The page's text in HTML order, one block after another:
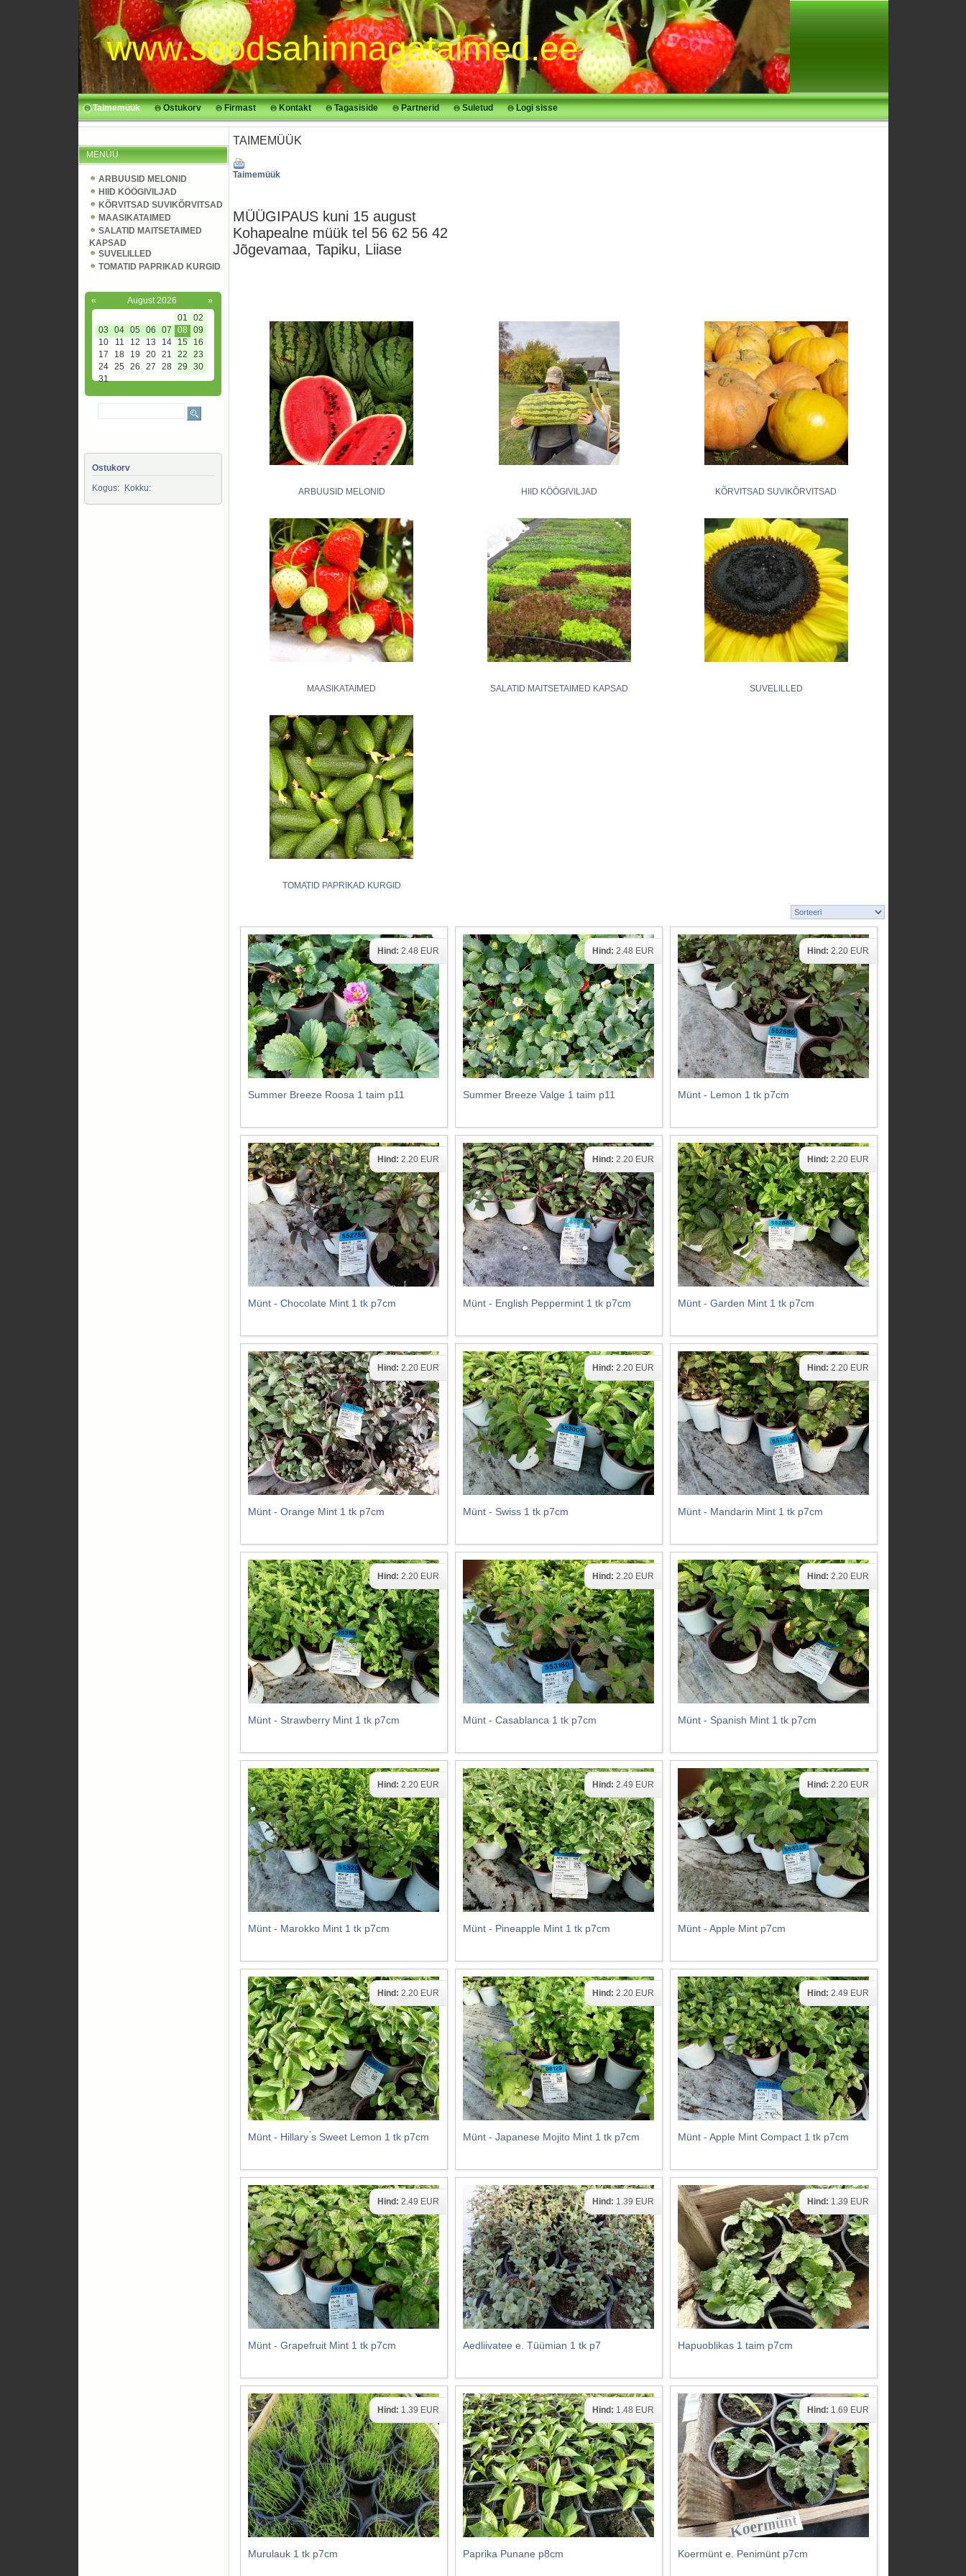
www.soodsahinnagataimed.ee
Taimemüük Ostukorv Firmast Kontakt Tagasiside Partnerid Suletud Logi sisse
MENÜÜ
ARBUUSID MELONID
HIID KÖÖGIVILJAD
KÕRVITSAD SUVIKÕRVITSAD
MAASIKATAIMED
SALATID MAITSETAIMED
KAPSAD
SUVELILLED
TOMATID PAPRIKAD KURGID
« August 2026
»
01
02
03
04 05 06 07 08
09
10
11 12 13 14 15
16
17
18 19 20 21 22
23
24 25 26 27 28 29
30
31
Ostukorv
Kogus:
Kokku:
TAIMEMÜÜK
Taimemüük
MÜÜGIPAUS kuni 15 august
Kohapealne müük tel 56 62 56 42
Jõgevamaa, Tapiku, Liiase
ARBUUSID MELONID HIID KÖÖGIVILJAD KÕRVITSAD SUVIKÕRVITSAD
MAASIKATAIMED SALATID MAITSETAIMED KAPSAD SUVELILLED
TOMATID PAPRIKAD KURGID
Summer Breeze Roosa 1 taim p11
Hind: 2.48 EUR
Summer Breeze Valge 1 taim p11
Hind: 2.48 EUR
Münt - Lemon 1 tk p7cm
Hind: 2.20 EUR
Münt - Chocolate Mint 1 tk p7cm
Hind: 2.20 EUR
Münt - English Peppermint 1 tk p7cm
Hind: 2.20 EUR
Münt - Garden Mint 1 tk p7cm
Hind: 2.20 EUR
Münt - Orange Mint 1 tk p7cm
Hind: 2.20 EUR
Münt - Swiss 1 tk p7cm
Hind: 2.20 EUR
Münt - Mandarin Mint 1 tk p7cm
Hind: 2.20 EUR
Münt - Strawberry Mint 1 tk p7cm
Hind: 2.20 EUR
Münt - Casablanca 1 tk p7cm
Hind: 2.20 EUR
Münt - Spanish Mint 1 tk p7cm
Hind: 2.20 EUR
Münt - Marokko Mint 1 tk p7cm
Hind: 2.20 EUR
Münt - Pineapple Mint 1 tk p7cm
Hind: 2.49 EUR
Münt - Apple Mint p7cm
Hind: 2.20 EUR
Münt - Hillary ́s Sweet Lemon 1 tk p7cm
Hind: 2.20 EUR
Münt - Japanese Mojito Mint 1 tk p7cm
Hind: 2.20 EUR
Münt - Apple Mint Compact 1 tk p7cm
Hind: 2.49 EUR
Münt - Grapefruit Mint 1 tk p7cm
Hind: 2.49 EUR
Aedliivatee e. Tüümian 1 tk p7
Hind: 1.39 EUR
Hapuoblikas 1 taim p7cm
Hind: 1.39 EUR
Murulauk 1 tk p7cm
Hind: 1.39 EUR
Paprika Punane p8cm
Hind: 1.48 EUR
Koermünt e. Penimünt p7cm
Hind: 1.69 EUR